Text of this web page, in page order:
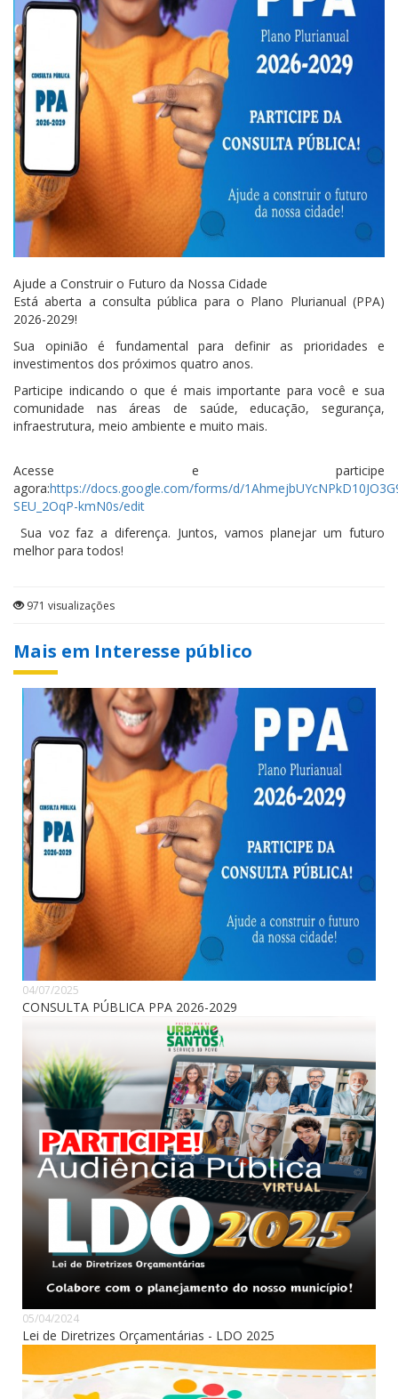
Ajude a Construir o Futuro da Nossa Cidade
Está aberta a consulta pública para o Plano Plurianual (PPA)
2026-2029!
Sua opinião é fundamental para definir as prioridades e
investimentos dos próximos quatro anos.
Participe indicando o que é mais importante para você e sua
comunidade nas áreas de saúde, educação, segurança,
infraestrutura, meio ambiente e muito mais.
Acesse e participe
agora:https://docs.google.com/forms/d/
SEU_2OqP-kmN0s/edit
Sua voz faz a diferença. Juntos, vamos planejar um futuro
melhor para todos!
971 visualizações
Mais em Interesse público
04/07/2025
CONSULTA PÚBLICA PPA 2026-2029
05/04/2024
Lei de Diretrizes Orçamentárias - LDO 2025